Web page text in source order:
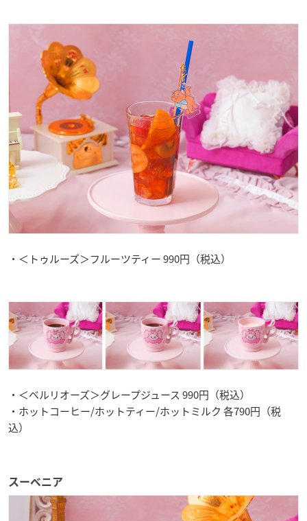
・＜トゥルーズ＞フルーツティー 990円（税込）
・＜ベルリオーズ＞グレープジュース 990円（税込）
・ホットコーヒー/ホットティー/ホットミルク 各790円（税
込）
スーベニア